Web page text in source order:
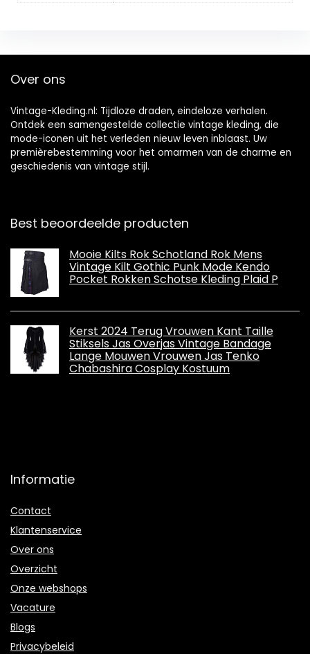
Over ons
Vintage-Kleding.nl: Tijdloze draden, eindeloze verhalen.
Ontdek een samengestelde collectie vintage kleding, die
mode-iconen uit het verleden nieuw leven inblaast. Uw
premièrebestemming voor het omarmen van de charme en
geschiedenis van vintage stijl.
Best beoordeelde producten
Mooie Kilts Rok Schotland Rok Mens
Vintage Kilt Gothic Punk Mode Kendo
Pocket Rokken Schotse Kleding Plaid P
Kerst 2024 Terug Vrouwen Kant Taille
Stiksels Jas Overjas Vintage Bandage
Lange Mouwen Vrouwen Jas Tenko
Chabashira Cosplay Kostuum
Informatie
Contact
Klantenservice
Over ons
Overzicht
Onze webshops
Vacature
Blogs
Privacybeleid